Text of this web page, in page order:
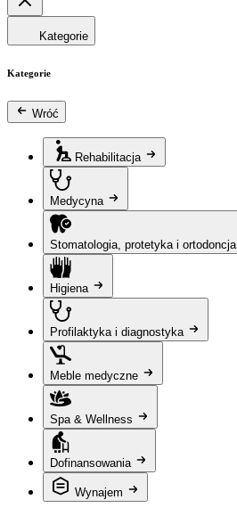
Kategorie
Kategorie
Wróć
Rehabilitacja
Medycyna
Stomatologia, protetyka i ortodoncja
Higiena
Profilaktyka i diagnostyka
Meble medyczne
Spa & Wellness
Dofinansowania
Wynajem